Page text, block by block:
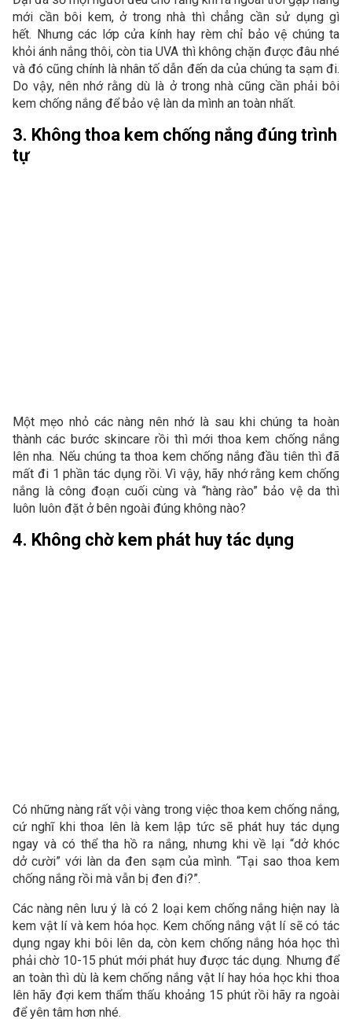
mới cần bôi kem, ở trong nhà thì chẳng cần sử dụng gì
hết. Nhưng các lớp cửa kính hay rèm chỉ bảo vệ chúng ta
khỏi ánh nắng thôi, còn tia UVA thì không chặn được đâu nhé
và đó cũng chính là nhân tố dẫn đến da của chúng ta sạm đi.
Do vậy, nên nhớ rằng dù là ở trong nhà cũng cần phải bôi
kem chống nắng để bảo vệ làn da mình an toàn nhất.
3. Không thoa kem chống nắng đúng trình
tự
Một mẹo nhỏ các nàng nên nhớ là sau khi chúng ta hoàn
thành các bước skincare rồi thì mới thoa kem chống nắng
lên nha. Nếu chúng ta thoa kem chống nắng đầu tiên thì đã
mất đi 1 phần tác dụng rồi. Vì vậy, hãy nhớ rằng kem chống
nắng là công đoạn cuối cùng và “hàng rào” bảo vệ da thì
luôn luôn đặt ở bên ngoài đúng không nào?
4. Không chờ kem phát huy tác dụng
Có những nàng rất vội vàng trong việc thoa kem chống nắng,
cứ nghĩ khi thoa lên là kem lập tức sẽ phát huy tác dụng
ngay và có thể tha hồ ra nắng, nhưng khi về lại “dở khóc
dở cười” với làn da đen sạm của mình. “Tại sao thoa kem
chống nắng rồi mà vẫn bị đen đi?”.
Các nàng nên lưu ý là có 2 loại kem chống nắng hiện nay là
kem vật lí và kem hóa học. Kem chống nắng vật lí sẽ có tác
dụng ngay khi bôi lên da, còn kem chống nắng hóa học thì
phải chờ 10-15 phút mới phát huy được tác dụng. Nhưng để
an toàn thì dù là kem chống nắng vật lí hay hóa học khi thoa
lên hãy đợi kem thẩm thấu khoảng 15 phút rồi hãy ra ngoài
để yên tâm hơn nhé.